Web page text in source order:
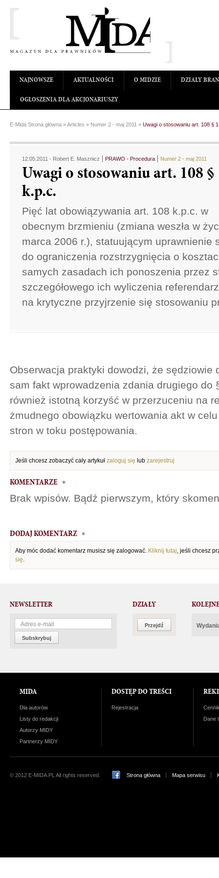
NAJNOWSZE AKTUALNOŚCI O MIDZIE DZIAŁY
OGŁOSZENIA DLA AKCJONARIUSZY
E-Mida Strona główna »Articles » Numer 2 - maj 2011 » Uwagi o stosowaniu art. 108 §
12.05.2011 - Robert E. Masznicz PRAWO - Procedura Numer 2 - maj 2011
Uwagi o stosowaniu art. 108 §
k.p.c.
Pięć lat obowiązywania art. 108 k.p.c. w
obecnym brzmieniu (zmiana weszła w
marca 2006 r.), statuującym uprawnienie
do ograniczenia rozstrzygnięcia o
samych zasadach ich ponoszenia przez
szczegółowego ich wyliczenia
na krytyczne przyjrzenie się stosowaniu
Obserwacja praktyki dowodzi, że sędziowie
sam fakt wprowadzenia zdania drugiego do
również istotną korzyść w przerzuceniu na
żmudnego obowiązku wertowania akt w
stron w toku postępowania.
Jeśli chcesz zobaczyć cały artykuł zaloguj się lub zarejestruj
KOMENTARZE
Brak wpisów. Bądź pierwszym, który
DODAJ KOMENTARZ
Aby móc dodać komentarz musisz się zalogować. Kliknij tutaj, jeśli chcesz
się.
NEWSLETTER
Subskrybuj
DZIAŁY
Przejdź
MIDA
Dla autorów
Listy do redakcji
Autorzy MIDY
Partnerzy MIDY
DOSTĘP DO TREŚCI
Rejestracja
Dane
© 2012 E-MIDA.PL All rights reserved. Strona główna Mapa serwisu